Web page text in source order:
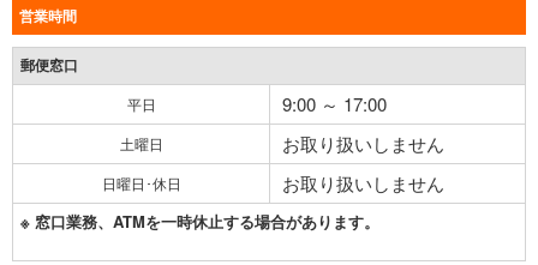
営業時間
郵便窓口
平日 9:00 ～ 17:00
土曜日 お取り扱いしません
日曜日･休日 お取り扱いしません
※ 窓口業務、ATMを一時休止する場合があります。